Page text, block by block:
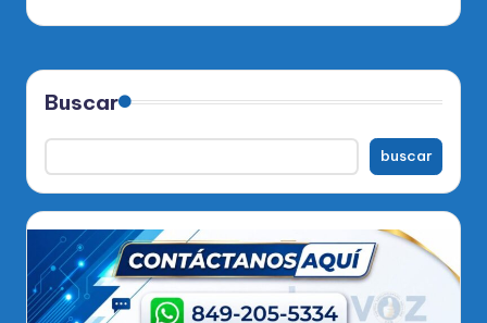
Buscar
buscar